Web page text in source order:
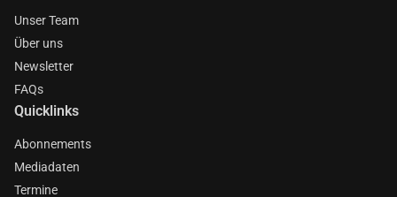
Unser Team
Über uns
Newsletter
FAQs
Quicklinks
Abonnements
Mediadaten
Termine